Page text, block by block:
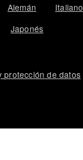
Alemán Italiano
Japonés
protección de datos